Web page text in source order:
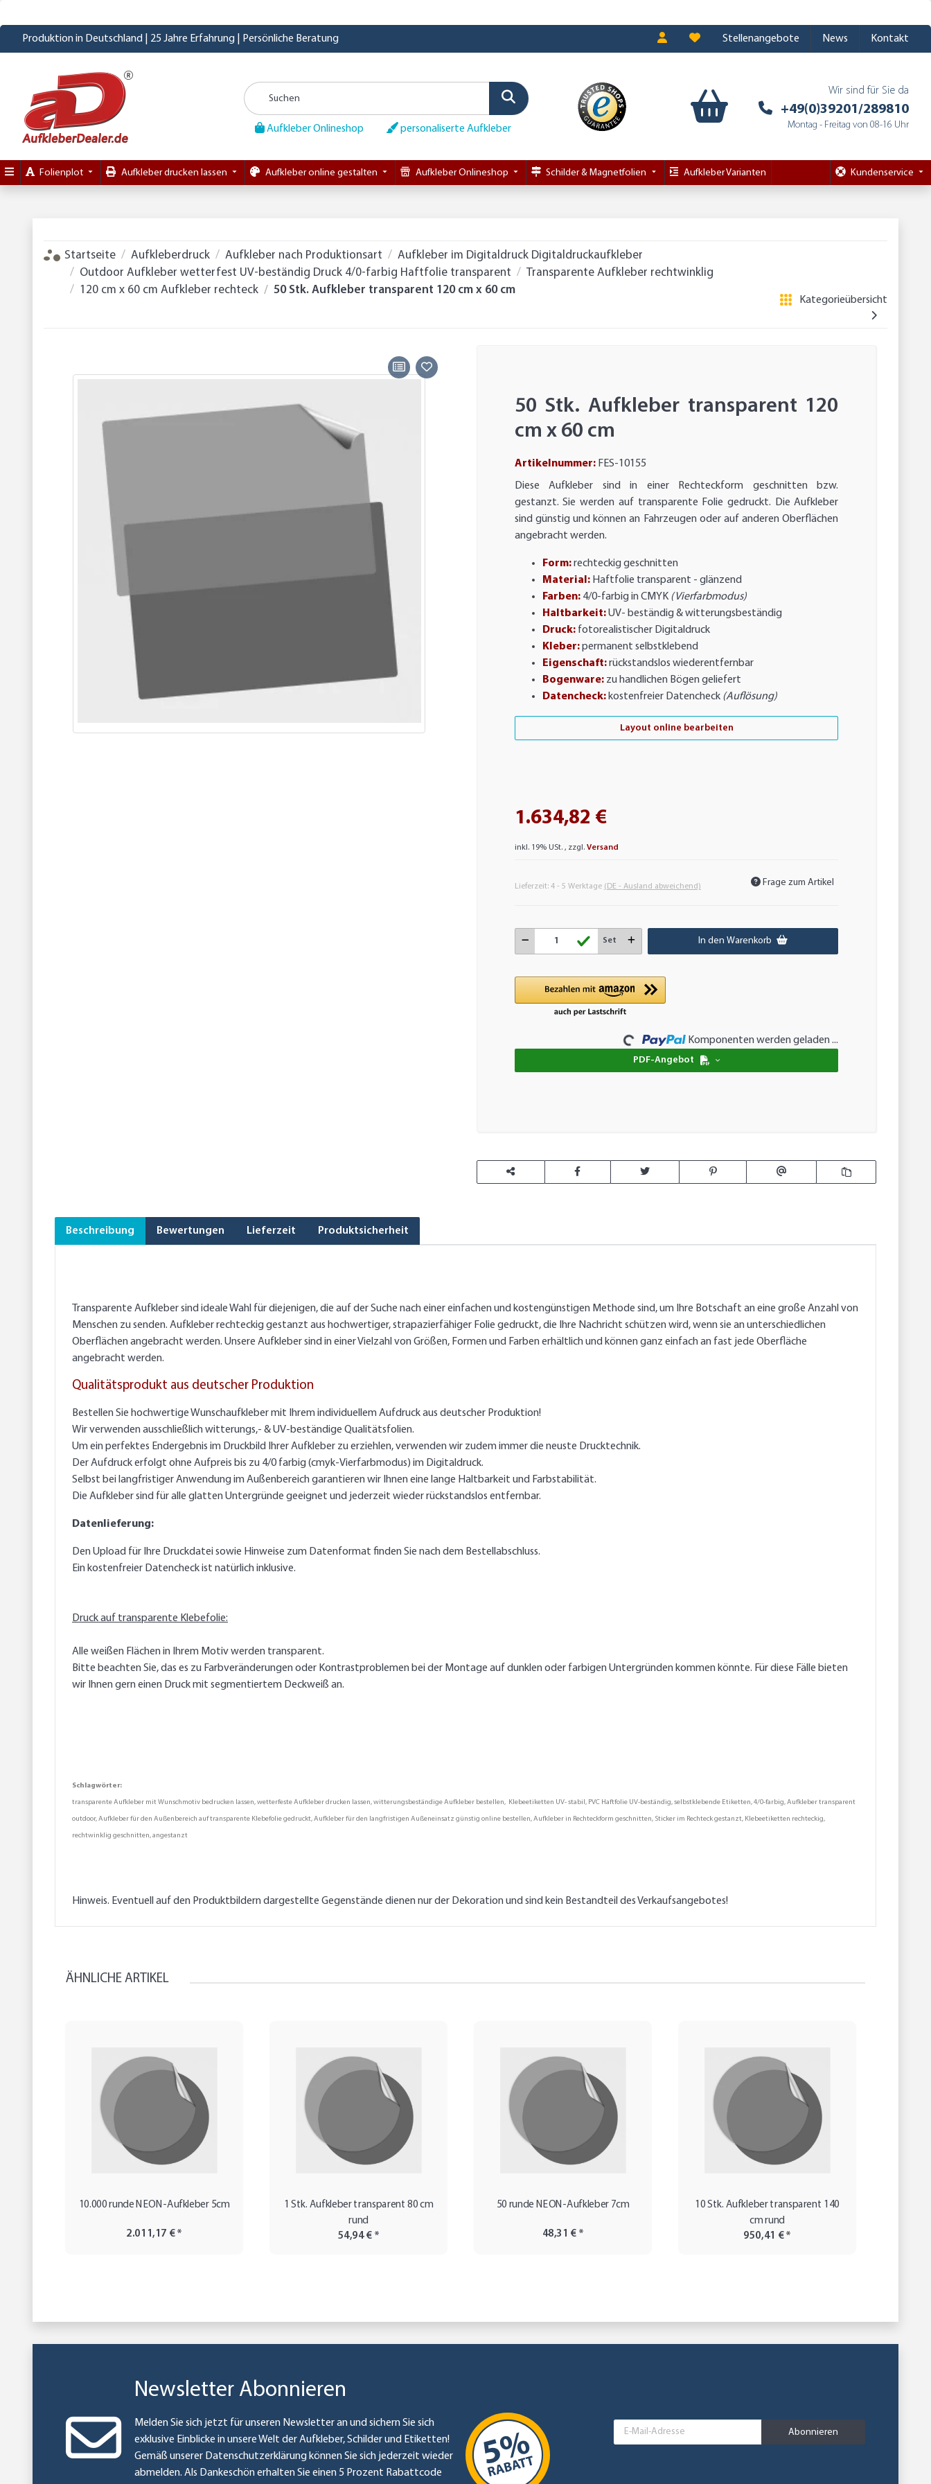
Produktion in Deutschland | 25 Jahre Erfahrung | Persönliche Beratung Stellenangebote News Kontakt
Aufkleber Onlineshop personaliserte Aufkleber
Wir sind für Sie da
+49(0)39201/289810
Montag - Freitag von 08-16 Uhr
Folienplot Aufkleber drucken lassen Aufkleber online gestalten Aufkleber Onlineshop Schilder & Magnetfolien Aufkleber Varianten Kundenservice
Startseite Aufkleberdruck Aufkleber nach Produktionsart
Aufkleber im Digitaldruck Digitaldruckaufkleber
Outdoor Aufkleber wetterfest UV-beständig Druck 4/0-farbig Haftfolie transparent
Transparente Aufkleber rechtwinklig
120 cm x 60 cm Aufkleber rechteck
50 Stk. Aufkleber transparent 120 cm x 60 cm
Kategorieübersicht
50 Stk. Aufkleber transparent 120
cm x 60 cm
Artikelnummer: FES-10155
Diese Aufkleber sind in einer Rechteckform geschnitten bzw.
gestanzt. Sie werden auf transparente Folie gedruckt. Die Aufkleber
sind günstig und können an Fahrzeugen oder auf anderen Oberflächen
angebracht werden.
Form:rechteckig geschnitten
Material:Haftfolie transparent - glänzend
Farben:4/0-farbig in CMYK (Vierfarbmodus)
Haltbarkeit:UV- beständig & witterungsbeständig
Druck:fotorealistischer Digitaldruck
Kleber:permanent selbstklebend
Eigenschaft:rückstandslos wiederentfernbar
Bogenware:zu handlichen Bögen geliefert
Datencheck:kostenfreier Datencheck (Auflösung)
Layout online bearbeiten
1.634,82 €
inkl. 19% USt. , zzgl. Versand
Lieferzeit: 4 - 5 Werktage (DE - Ausland abweichend) Frage zum Artikel
Set In den Warenkorb
Loading...
Komponenten werden geladen ...
PDF-Angebot
Beschreibung Bewertungen Lieferzeit Produktsicherheit
Transparente Aufkleber sind ideale Wahl für diejenigen, die auf der Suche nach einer einfachen und kostengünstigen Methode sind, um Ihre Botschaft an eine große Anzahl von
Menschen zu senden. Aufkleber rechteckig gestanzt aus hochwertiger, strapazierfähiger Folie gedruckt, die Ihre Nachricht schützen wird, wenn sie an unterschiedlichen
Oberflächen angebracht werden. Unsere Aufkleber sind in einer Vielzahl von Größen, Formen und Farben erhältlich und können ganz einfach an fast jede Oberfläche
angebracht werden.
Qualitätsprodukt aus deutscher Produktion
Bestellen Sie hochwertige Wunschaufkleber mit Ihrem individuellem Aufdruck aus deutscher Produktion!
Wir verwenden ausschließlich witterungs,- & UV-beständige Qualitätsfolien.
Um ein perfektes Endergebnis im Druckbild Ihrer Aufkleber zu erziehlen, verwenden wir zudem immer die neuste Drucktechnik.
Der Aufdruck erfolgt ohne Aufpreis bis zu 4/0 farbig (cmyk-Vierfarbmodus) im Digitaldruck.
Selbst bei langfristiger Anwendung im Außenbereich garantieren wir Ihnen eine lange Haltbarkeit und Farbstabilität.
Die Aufkleber sind für alle glatten Untergründe geeignet und jederzeit wieder rückstandslos entfernbar.
Datenlieferung:
Den Upload für Ihre Druckdatei sowie Hinweise zum Datenformat finden Sie nach dem Bestellabschluss.
Ein kostenfreier Datencheck ist natürlich inklusive.
Druck auf transparente Klebefolie:
Alle weißen Flächen in Ihrem Motiv werden transparent.
Bitte beachten Sie, das es zu Farbveränderungen oder Kontrastproblemen bei der Montage auf dunklen oder farbigen Untergründen kommen könnte. Für diese Fälle bieten
wir Ihnen gern einen Druck mit segmentiertem Deckweiß an.
Schlagwörter:
transparente Aufkleber mit Wunschmotiv bedrucken lassen, wetterfeste Aufkleber drucken lassen, witterungsbeständige Aufkleber bestellen, Klebeetiketten UV- stabil, PVC Haftfolie UV-beständig, selbstklebende Etiketten, 4/0-farbig, Aufkleber transparent
outdoor, Aufkleber für den Außenbereich auf transparente Klebefolie gedruckt, Aufkleber für den langfristigen Außeneinsatz günstig online bestellen, Aufkleber in Rechteckform geschnitten, Sticker im Rechteck gestanzt, Klebeetiketten rechteckig,
rechtwinklig geschnitten, angestanzt
Hinweis. Eventuell auf den Produktbildern dargestellte Gegenstände dienen nur der Dekoration und sind kein Bestandteil des Verkaufsangebotes!
ÄHNLICHE ARTIKEL
10.000 runde NEON-Aufkleber 5cm
2.011,17 €*
1 Stk. Aufkleber transparent 80 cm
rund
54,94 € *
50 runde NEON-Aufkleber 7cm
48,31 € *
10 Stk. Aufkleber transparent 140
cm rund
950,41 €*
Newsletter Abonnieren
Melden Sie sich jetzt für unseren Newsletter an und sichern Sie sich
exklusive Einblicke in unsere Welt der Aufkleber, Schilder und Etiketten!
Gemäß unserer Datenschutzerklärungkönnen Sie sich jederzeit wieder
abmelden. Als Dankeschön erhalten Sie einen 5 Prozent Rabattcode
Abonnieren